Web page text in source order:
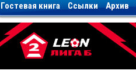
Гостевая книга Ссылки Архив